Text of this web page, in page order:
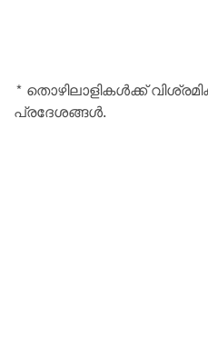
* തൊഴിലാളികൾക്ക്
പ്രദേശങ്ങൾ.